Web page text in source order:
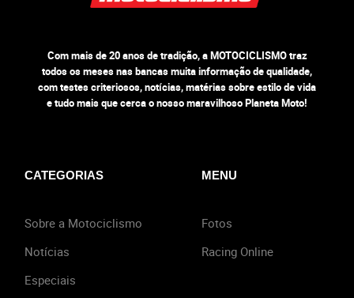
Com mais de 20 anos de tradição, a MOTOCICLISMO traz
todos os meses nas bancas muita informação de qualidade,
com testes criteriosos, notícias, matérias sobre estilo de vida
e tudo mais que cerca o nosso maravilhoso Planeta Moto!
CATEGORIAS
Sobre a Motociclismo
Notícias
Especiais
MENU
Fotos
Racing Online